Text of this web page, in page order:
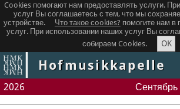
Cookies помогают нам предоставлять услуги.
услуг Вы соглашаетесь с тем, что мы
устройстве.
Что такое сookies? помогите нам в
услуг. При использовании наших услуг Вы
собираем Cookies.
OK
Hofmusikkapelle
2026 Сентябрь